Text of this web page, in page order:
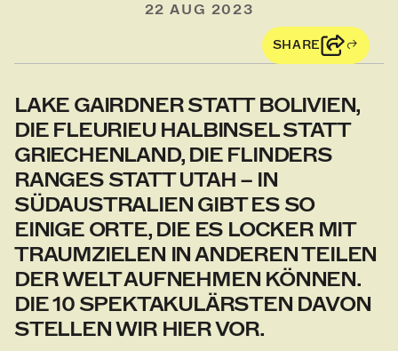
22 AUG 2023
SHARE
LAKE GAIRDNER STATT BOLIVIEN,
DIE FLEURIEU HALBINSEL STATT
GRIECHENLAND, DIE FLINDERS
RANGES STATT UTAH – IN
SÜDAUSTRALIEN GIBT ES SO
EINIGE ORTE, DIE ES LOCKER MIT
TRAUMZIELEN IN ANDEREN TEILEN
DER WELT AUFNEHMEN KÖNNEN.
DIE 10 SPEKTAKULÄRSTEN DAVON
STELLEN WIR HIER VOR.